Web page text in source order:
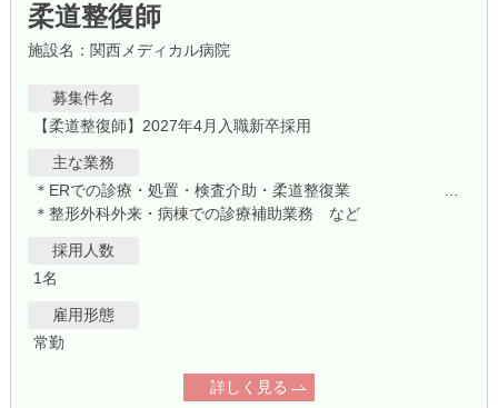
柔道整復師
施設名：関西メディカル病院
募集件名
【柔道整復師】2027年4月入職新卒採用
主な業務
＊整形外科外来・病棟での診療補助業務 など
採用人数
1名
雇用形態
常勤
詳しく見る